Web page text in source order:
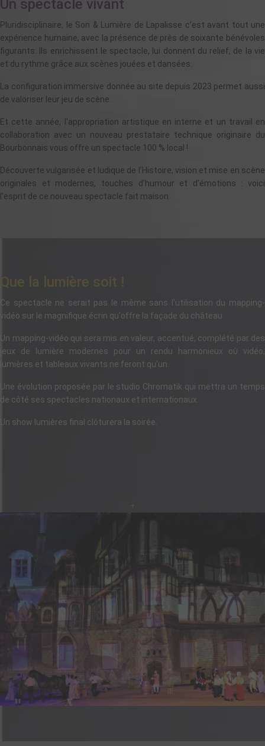
Un spectacle vivant
Pluridisciplinaire, le Son & Lumière de Lapalisse c’est avant tout une
expérience humaine, avec la présence de près de soixante bénévoles
figurants. Ils enrichissent le spectacle, lui donnent du relief, de la vie
et du rythme grâce aux scènes jouées et dansées.
La configuration immersive donnée au site depuis 2023 permet aussi
de valoriser leur jeu de scène.
Et cette année, l'appropriation artistique en interne et un travail en
collaboration avec un nouveau prestataire technique originaire du
Bourbonnais vous offre un spectacle 100 % local !
Découverte vulgarisée et ludique de l’Histoire, vision et mise en scène
originales et modernes, touches d’humour et d’émotions : voici
l’esprit de ce nouveau spectacle fait maison.
Que la lumière soit !
Ce spectacle ne serait pas le même sans l'utilisation du mapping-
vidéo sur le magnifique écrin qu'offre la façade du château.
Un mapping-vidéo qui sera mis en valeur, accentué, complété par des
jeux de lumière modernes pour un rendu harmonieux où vidéo,
lumières et tableaux vivants ne feront qu'un.
Une évolution proposée par le studio Chromatik qui mettra un temps
de côté ses spectacles nationaux et internationaux.
Un show lumières final clôturera la soirée.